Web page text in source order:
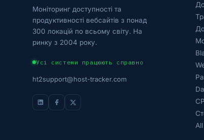
Моніторинг доступності та
продуктивності вебсайтів з понад
300 локацій по всьому світу. На
ринку з 2004 року.
Усі системи працюють справно
ht2support@host-tracker.com